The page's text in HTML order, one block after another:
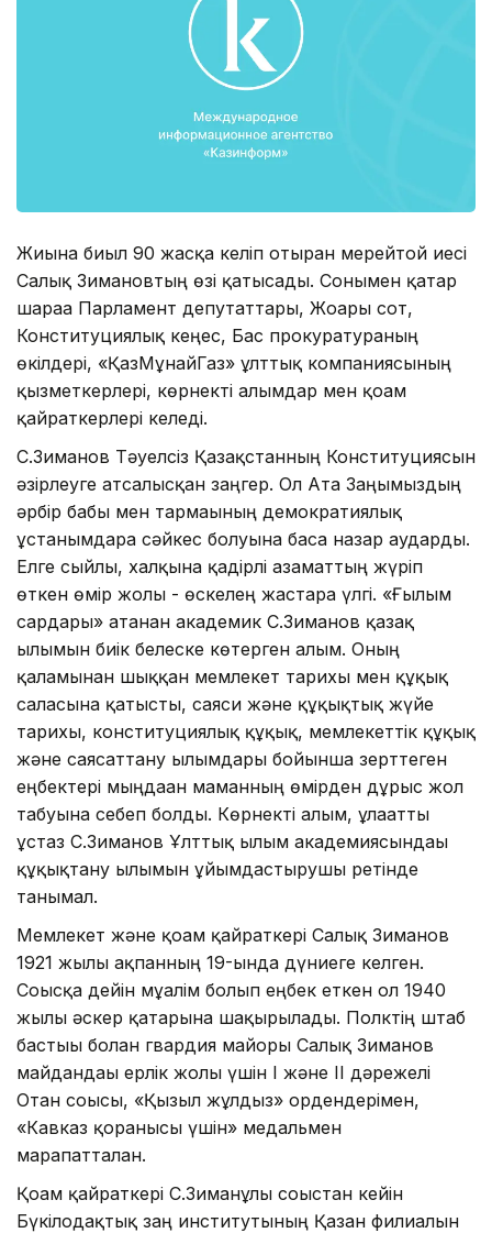
Жиынға биыл 90 жасқа келіп отырған мерейтой иесі
Салық Зимановтың өзі қатысады. Сонымен қатар
шараға Парламент депутаттары, Жоғарғы сот,
Конституциялық кеңес, Бас прокуратураның
өкілдері, «ҚазМұнайГаз» ұлттық компаниясының
қызметкерлері, көрнекті ғалымдар мен қоғам
қайраткерлері келеді.
С.Зиманов Тәуелсіз Қазақстанның Конституциясын
әзірлеуге атсалысқан заңгер. Ол Ата Заңымыздың
әрбір бабы мен тармағының демократиялық
ұстанымдарға сәйкес болуына баса назар аударды.
Елге сыйлы, халқына қадірлі азаматтың жүріп
өткен өмір жолы - өскелең жастарға үлгі. «Ғылым
сардары» атанған академик С.Зиманов қазақ
ғылымын биік белеске көтерген ғалым. Оның
қаламынан шыққан мемлекет тарихы мен құқық
саласына қатысты, саяси және құқықтық жүйе
тарихы, конституциялық құқық, мемлекеттік құқық
және саясаттану ғылымдары бойынша зерттеген
еңбектері мыңдаған маманның өмірден дұрыс жол
табуына себеп болды. Көрнекті ғалым, ұлағатты
ұстаз С.Зиманов Ұлттық ғылым академиясындағы
құқықтану ғылымын ұйымдастырушы ретінде
танымал.
Мемлекет және қоғам қайраткері Салық Зиманов
1921 жылы ақпанның 19-ында дүниеге келген.
Соғысқа дейін мұғалім болып еңбек еткен ол 1940
жылы әскер қатарына шақырылады. Полктің штаб
бастығы болған гвардия майоры Салық Зиманов
майдандағы ерлік жолы үшін І және ІІ дәрежелі
Отан соғысы, «Қызыл жұлдыз» ордендерімен,
«Кавказ қорғанысы үшін» медальмен
марапатталған.
Қоғам қайраткері С.Зиманұлы соғыстан кейін
Бүкілодақтық заң институтының Қазан филиалын